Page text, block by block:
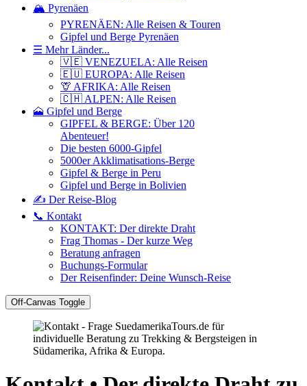
🏔️ Pyrenäen
PYRENÄEN: Alle Reisen & Touren
Gipfel und Berge Pyrenäen
☰ Mehr Länder...
🇻🇪 VENEZUELA: Alle Reisen
🇪🇺 EUROPA: Alle Reisen
🦒 AFRIKA: Alle Reisen
🇨🇭 ALPEN: Alle Reisen
🗻 Gipfel und Berge
GIPFEL & BERGE: Über 120
Abenteuer!
Die besten 6000-Gipfel
5000er Akklimatisations-Berge
Gipfel & Berge in Peru
Gipfel und Berge in Bolivien
✍️ Der Reise-Blog
📞 Kontakt
KONTAKT: Der direkte Draht
Frag Thomas - Der kurze Weg
Beratung anfragen
Buchungs-Formular
Der Reisenfinder: Deine Wunsch-Reise
Off-Canvas Toggle